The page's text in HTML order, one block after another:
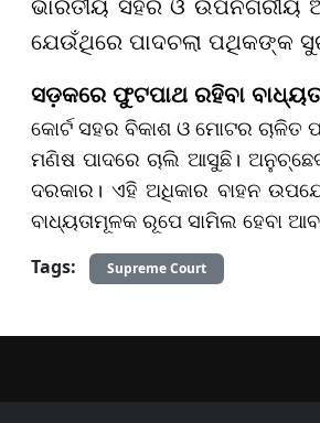
ଭାରତୀୟ ସହର ଓ ଉପନଗରୀୟ
ଯେଉଁଥିରେ ପାଦଚଲା ପଥିକଙ୍କ
ସଡ଼କରେ ଫୁଟପାଥ ରହିବା
କୋର୍ଟ ସହର ବିକାଶ ଓ ମୋଟର
ମଣିଷ ପାଦରେ ଚାଲି ଆସୁଛି।
ଦରକାର। ଏହି ଅଧିକାର ବାହନ
ବାଧ୍ୟତାମୂଳକ ରୂପେ ସାମିଲ ହେବା
Tags: Supreme Court